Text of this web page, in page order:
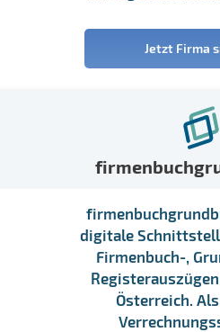
Jetzt Firma
digitale
Firmenbuch-,
Österreich.